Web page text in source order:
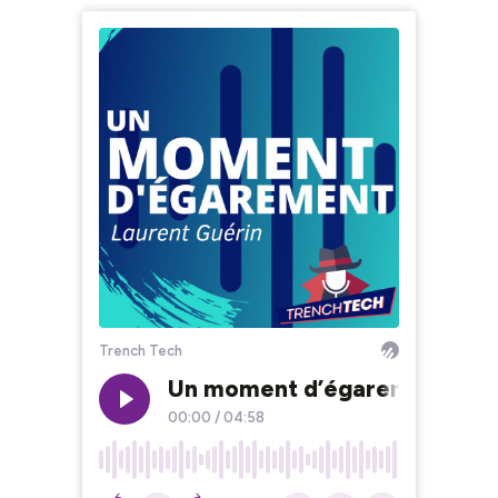
Trench Tech
Un moment d’égarement -
00:00 / 04:58